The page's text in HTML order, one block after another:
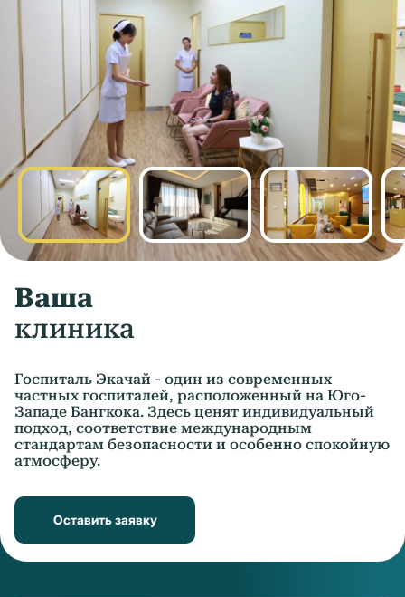
Ваша
клиника
Госпиталь Экачай - один из современных
частных госпиталей, расположенный на Юго-
Западе Бангкока. Здесь ценят индивидуальный
подход, соответствие международным
стандартам безопасности и особенно спокойную
атмосферу.
Оставить заявку